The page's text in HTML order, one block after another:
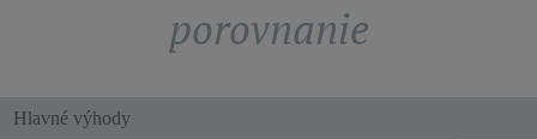
porovnanie
Hlavné výhody